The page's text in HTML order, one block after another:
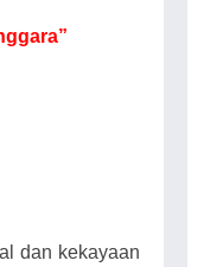
dan kekayaan